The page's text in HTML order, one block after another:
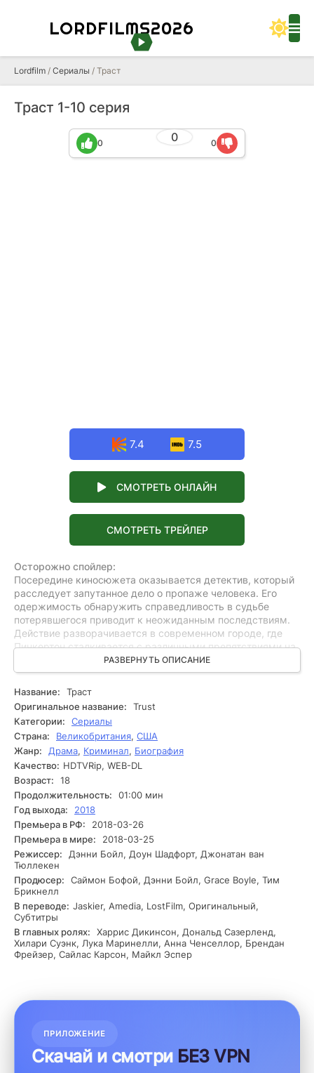
LORDFILMS2026
Lordfilm / Сериалы / Траст
Траст 1-10 серия
0
0 0
7.4 7.5
СМОТРЕТЬ ОНЛАЙН
СМОТРЕТЬ ТРЕЙЛЕР
Осторожно спойлер:
Посередине киносюжета оказывается детектив, который
расследует запутанное дело о пропаже человека. Его
одержимость обнаружить справедливость в судьбе
потерявшегося приводит к неожиданным последствиям.
Действие разворачивается в современном городе, где
Пинкертон сталкивается с различными препятствиями на
пути к истине. Он допрашивает свидетелей, исследует
улики и погружается в сверхъестественный мир, который
скрывает множество тайн. Ситуация осложняется, иногда
возникают спонтанные свидетельства, подтверждающие
вероятную связь пропажи с авторитетными фигурами, что
ставит под угрозу не только его карьеру, но и жизнь.
Исследование становится все более напряженным.
Пинкертон разыскивает ненормальные связи между
пропавшим и криминальными структурами,
действующими в тени. Каждое новое развитие осложняет
дело, и он понимает, что его соперники готовы пойти на
жесткие меры, чтобы защитить свои интересы. В
условиях нарастающего давления и угроз сыщику
необходимо выбирать, что может скорректировать его
жизнь. Он оказывается перед лицом опасной игры, где
ставки высоки, и каждое решение может привести к
достигает кульминации, оставляя зрителя в ожидании
развязки.
РАЗВЕРНУТЬ ОПИСАНИЕ
Название:
Траст
Оригинальное название:
Trust
Категории:
Сериалы
Страна:
Великобритания, США
Жанр:
Драма, Криминал, Биография
Качество: HDTVRip, WEB-DL
Возраст:
18
Продолжительность:
01:00 мин
Год выхода:
2018
Премьера в РФ:
2018-03-26
Премьера в мире:
2018-03-25
Режиссер:
Дэнни Бойл, Доун Шадфорт, Джонатан ван
Тюллекен
Продюсер:
Саймон Бофой, Дэнни Бойл, Grace Boyle, Тим
Брикнелл
В переводе: Jaskier, Amedia, LostFilm, Оригинальный,
Субтитры
В главных ролях:
Харрис Дикинсон, Дональд Сазерленд,
Хилари Суэнк, Лука Маринелли, Анна Ченселлор, Брендан
Фрейзер, Сайлас Карсон, Майкл Эспер
ПРИЛОЖЕНИЕ
Скачай и смотри БЕЗ VPN